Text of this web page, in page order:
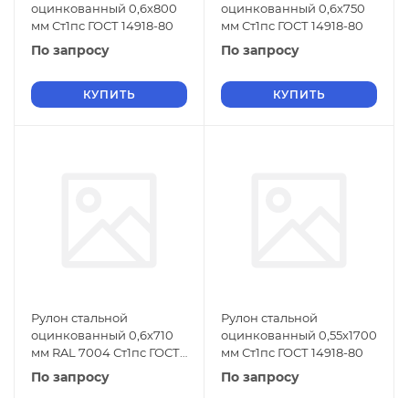
оцинкованный 0,6х800
мм Ст1пс ГОСТ 14918-80
По запросу
КУПИТЬ
оцинкованный 0,6х750
мм Ст1пс ГОСТ 14918-80
По запросу
КУПИТЬ
Рулон стальной
оцинкованный 0,6х710
мм RAL 7004 Ст1пс ГОСТ
14918-80
По запросу
Рулон стальной
оцинкованный 0,55х1700
мм Ст1пс ГОСТ 14918-80
По запросу